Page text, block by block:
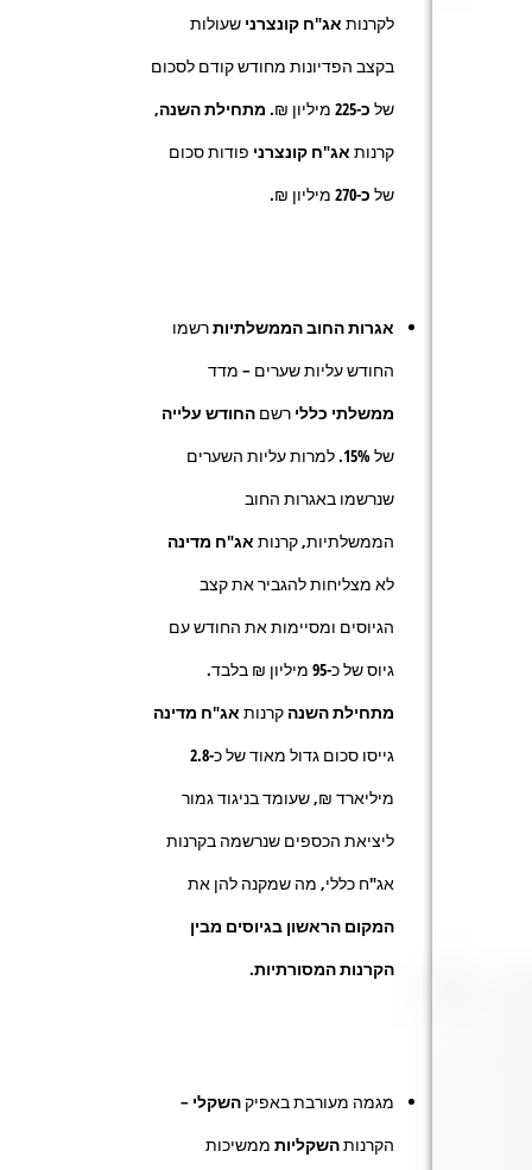
לקרנות אג"ח קונצרני שעולות
בקצב הפדיונות מחודש קודם לסכום
של כ-225 מיליון ₪. מתחילת השנה,
קרנות אג"ח קונצרני פודות סכום
של כ-270 מיליון ₪.
אגרות החוב הממשלתיותרשמו
החודש עליות שערים – מדד
ממשלתי כללי רשם החודש עלייה
של15%. למרות עליות השערים
שנרשמו באגרות החוב
הממשלתיות, קרנות אג"ח מדינה
לא מצליחות להגביר את קצב
הגיוסים ומסיימות את החודש עם
גיוס של כ-95 מיליון ₪ בלבד.
מתחילת השנה קרנות אג"ח מדינה
גייסו סכום גדול מאוד של כ-2.8
מיליארד ₪, שעומד בניגוד גמור
ליציאת הכספים שנרשמה בקרנות
אג"ח כללי, מה שמקנה להן את
המקום הראשון בגיוסים מבין
הקרנות המסורתיות.
מגמה מעורבת באפיקהשקלי –
הקרנותהשקליות ממשיכות